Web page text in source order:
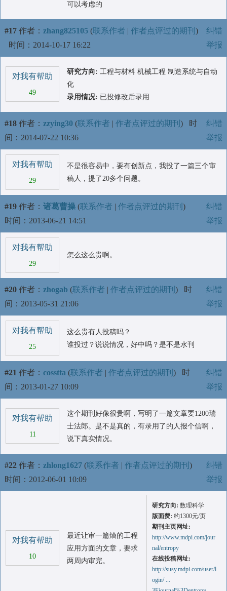
可以考虑的
#17 作者： zhang825105 (联系作者 | 作者点评过的期刊 )
时间：2014-10-17 16:22
纠错
举报
对我有帮助
49
研究方向: 工程与材料 机械工程 制造系统与自动
化
录用情况: 已投修改后录用
#18 作者： zzying30 (联系作者 | 作者点评过的期刊 ) 时
间：2014-07-22 10:36
纠错
举报
对我有帮助
29
不是很容易中，要有创新点，我投了一篇三个审
稿人，提了20多个问题。
#19 作者： 诸葛曹操 (联系作者 | 作者点评过的期刊 )
时间：2013-06-21 14:51
纠错
举报
对我有帮助
29
怎么这么贵啊。
#20 作者： zhogab (联系作者 | 作者点评过的期刊 ) 时
间：2013-05-31 21:06
纠错
举报
对我有帮助
25
这么贵有人投稿吗？
谁投过？说说情况，好中吗？是不是水刊
#21 作者： cosstta (联系作者 | 作者点评过的期刊 ) 时
间：2013-01-27 10:09
纠错
举报
对我有帮助
11
这个期刊好像很贵啊，写明了一篇文章要1200瑞
士法郎。是不是真的，有录用了的人报个信啊，
说下真实情况。
#22 作者： zhlong1627 (联系作者 | 作者点评过的期刊 )
时间：2012-06-01 10:09
纠错
举报
对我有帮助
10
最近让审一篇熵的工程
应用方面的文章，要求
两周内审完。
研究方向: 数理科学
版面费: 约1300元/页
期刊主页网址:
http://www.mdpi.com/jour
nal/entropy
在线投稿网址:
http://susy.mdpi.com/user/l
ogin/ ...